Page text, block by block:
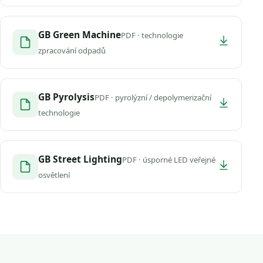
GB Green MachinePDF · technologie
zpracování odpadů
GB PyrolysisPDF · pyrolýzní / depolymerizační
technologie
GB Street LightingPDF · úsporné LED veřejné
osvětlení